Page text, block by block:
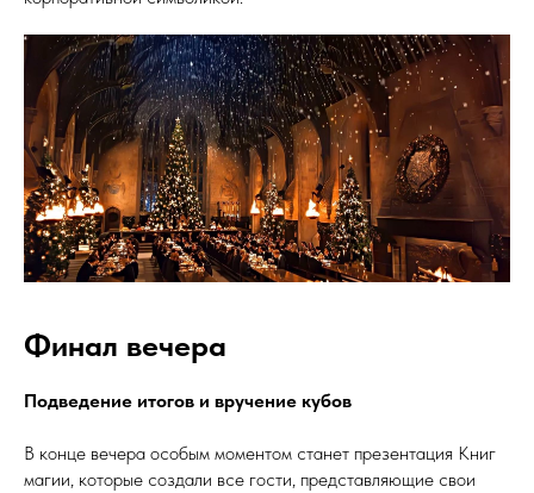
Финал вечера
Подведение итогов и вручение кубов
В конце вечера особым моментом станет презентация Книг
магии, которые создали все гости, представляющие свои